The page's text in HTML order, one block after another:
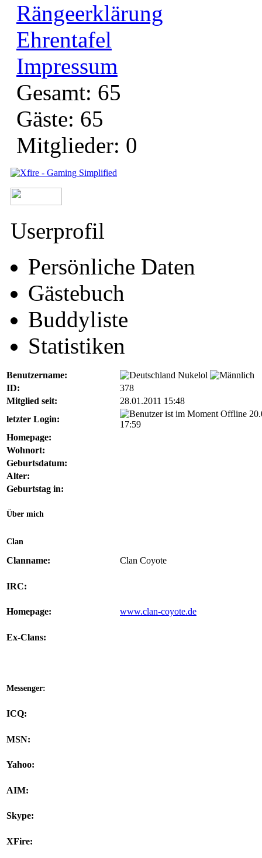
Rängeerklärung
Ehrentafel
Impressum
Gesamt: 65
Gäste: 65
Mitglieder: 0
Userprofil
Persönliche Daten
Gästebuch
Buddyliste
Statistiken
Benutzername:
Nukelol
ID:
378
Mitglied seit:
28.01.2011 15:48
letzter Login:
17:59
Homepage:
Wohnort:
Geburtsdatum:
Alter:
Geburtstag in:
Über mich
Clan
Clanname: Clan Coyote
IRC:
Homepage: www.clan-coyote.de
Ex-Clans:
Messenger:
ICQ:
MSN:
Yahoo:
AIM:
Skype:
XFire: